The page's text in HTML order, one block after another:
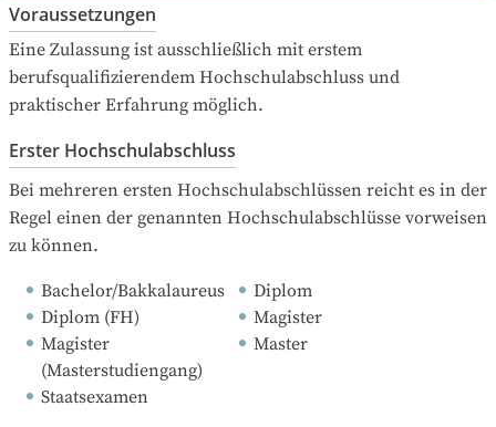
Voraussetzungen
Eine Zulassung ist ausschließlich mit erstem
berufsqualifizierendem Hochschulabschluss und
praktischer Erfahrung möglich.
Erster Hochschulabschluss
Bei mehreren ersten Hochschulabschlüssen reicht es in der
Regel einen der genannten Hochschulabschlüsse vorweisen
zu können.
Bachelor/Bakkalaureus
Diplom
Diplom (FH)
Magister
Magister
(Masterstudiengang)
Master
Staatsexamen